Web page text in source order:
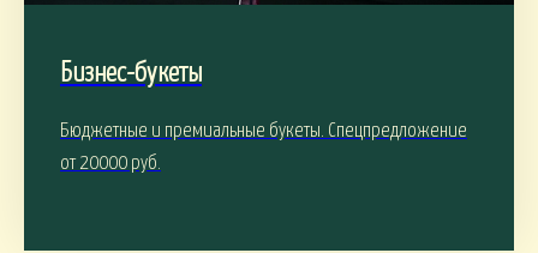
Бизнес-букеты
Бюджетные и премиальные букеты. Спецпредложение
от 20000 руб.